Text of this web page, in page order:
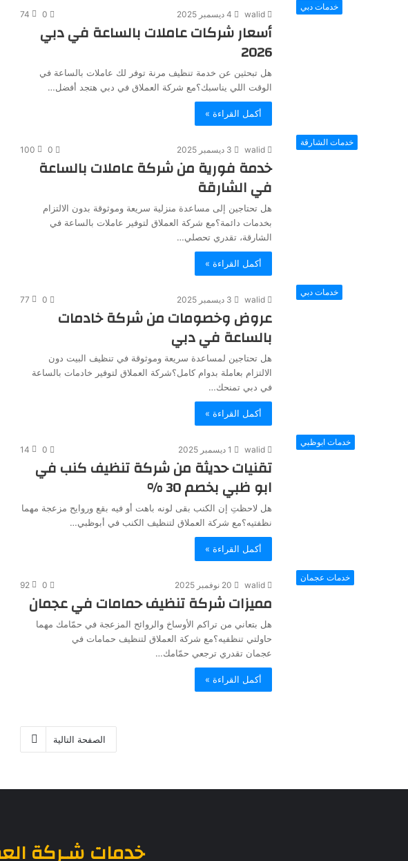
خدمات دبي
walid 4 ديسمبر 2025 0
74
أسعار شركات عاملات بالساعة في دبي
2026
هل تبحثين عن خدمة تنظيف مرنة توفر لك عاملات بالساعة في
الوقت اللي يناسبك؟مع شركة العملاق في دبي هتجد أفضل…
أكمل القراءة »
خدمات الشارقة
walid 3 ديسمبر 2025 0
100
خدمة فورية من شركة عاملات بالساعة
في الشارقة
هل تحتاجين إلى مساعدة منزلية سريعة وموثوقة بدون الالتزام
بخدمات دائمة؟مع شركة العملاق لتوفير عاملات بالساعة في
الشارقة، تقدري تحصلي…
أكمل القراءة »
خدمات دبي
walid 3 ديسمبر 2025 0
77
عروض وخصومات من شركة خادمات
بالساعة في دبي
هل تحتاجين لمساعدة سريعة وموثوقة في تنظيف البيت دون
الالتزام بعاملة بدوام كامل؟شركة العملاق لتوفير خادمات بالساعة
في دبي تمنحك…
أكمل القراءة »
خدمات ابوظبي
walid 1 ديسمبر 2025 0
14
تقنيات حديثة من شركة تنظيف كنب في
ابو ظبي بخصم 30 %
هل لاحظتِ إن الكنب بقى لونه باهت أو فيه بقع وروايح مزعجة مهما
نظفتيه؟مع شركة العملاق لتنظيف الكنب في أبوظبي…
أكمل القراءة »
خدمات عجمان
walid 20 نوفمبر 2025 0
92
مميزات شركة تنظيف حمامات في عجمان
هل بتعاني من تراكم الأوساخ والروائح المزعجة في حمّامك مهما
حاولتي تنظفيه؟مع شركة العملاق لتنظيف حمامات في
عجمان تقدري ترجعي حمّامك…
أكمل القراءة »
الصفحة التالية
خدمات شـركة